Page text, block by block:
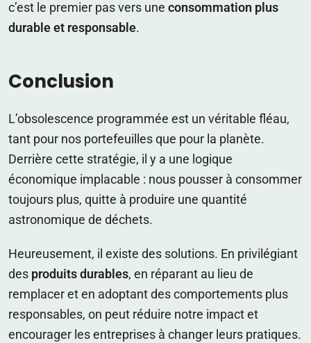
c’est le premier pas vers une consommation plus
durable et responsable.
Conclusion
L’obsolescence programmée est un véritable fléau,
tant pour nos portefeuilles que pour la planète.
Derrière cette stratégie, il y a une logique
économique implacable : nous pousser à consommer
toujours plus, quitte à produire une quantité
astronomique de déchets.
Heureusement, il existe des solutions. En privilégiant
des produits durables, en réparant au lieu de
remplacer et en adoptant des comportements plus
responsables, on peut réduire notre impact et
encourager les entreprises à changer leurs pratiques.